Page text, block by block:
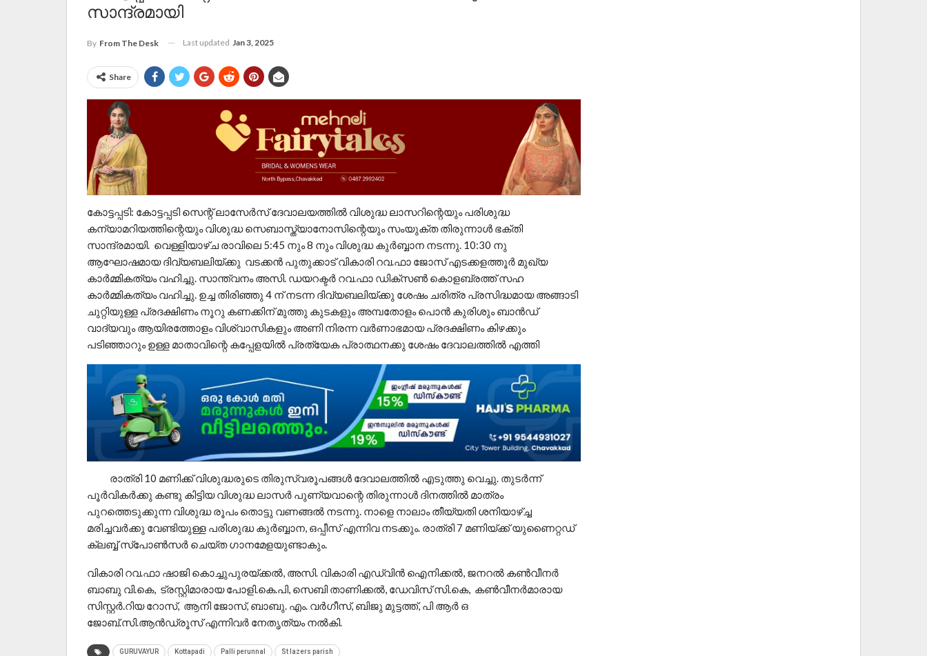
സാന്ദ്രമായി
By From The Desk Last updated Jan 3, 2025
Share
കോട്ടപ്പടി: കോട്ടപ്പടി സെന്റ് ലാസേർസ് ദേവാലയത്തിൽ വിശുദ്ധ ലാസറിന്റെയും പരിശുദ്ധ
കന്യാമറിയത്തിന്റെയും വിശുദ്ധ സെബാസ്ത്യാനോസിന്റെയും സംയുക്‌ത തിരുന്നാൾ ഭക്തി
സാന്ദ്രമായി. വെള്ളിയാഴ്ച രാവിലെ 5:45 നും 8 നും വിശുദ്ധ കുർബ്ബാന നടന്നു. 10:30 നു
ആഘോഷമായ ദിവ്യബലിയ്ക്കു വടക്കൻ പുതുക്കാട് വികാരി റവ.ഫാ ജോസ് എടക്കളത്തൂർ മുഖ്യ
കാർമ്മികത്യം വഹിച്ചു. സാന്ത്വനം അസി. ഡയറക്ടർ റവ.ഫാ ഡിക്‌സൺ കൊളബ്രത്ത് സഹ
കാർമ്മികത്യം വഹിച്ചു. ഉച്ച തിരിഞ്ഞു 4 ന് നടന്ന ദിവ്യബലിയ്ക്കു ശേഷം ചരിത്ര പ്രസിദ്ധമായ അങ്ങാടി
ചുറ്റിയുള്ള പ്രദക്ഷിണം നൂറു കണക്കിന് മുത്തു കുടകളും അമ്പതോളം പൊൻ കുരിശും ബാൻഡ്
വാദ്യവും ആയിരത്തോളം വിശ്വാസികളും അണി നിരന്ന വർണാഭമായ പ്രദക്ഷിണം കിഴക്കും
പടിഞ്ഞാറും ഉള്ള മാതാവിന്റെ കപ്പേളയിൽ പ്രത്യേക പ്രാത്ഥനക്കു ശേഷം ദേവാലത്തിൽ എത്തി
രാത്രി 10 മണിക്ക് വിശുദ്ധരുടെ തിരുസ്വരൂപങ്ങൾ ദേവാലത്തിൽ എടുത്തു വെച്ചു. തുടർന്ന്
പൂർവികർക്കു കണ്ടു കിട്ടിയ വിശുദ്ധ ലാസർ പുണ്യവാന്റെ തിരുന്നാൾ ദിനത്തിൽ മാത്രം
പുറത്തെടുക്കുന്ന വിശുദ്ധ രൂപം തൊട്ടു വണങ്ങൽ നടന്നു. നാളെ നാലാം തീയ്യതി ശനിയാഴ്ച്ച
മരിച്ചവർക്കു വേണ്ടിയുള്ള പരിശുദ്ധ കുർബ്ബാന, ഒപ്പീസ് എന്നിവ നടക്കും. രാത്രി 7 മണിയ്ക്ക് യുണൈറ്റഡ്
ക്ലബ്ബ് സ്പോൺസർ ചെയ്ത ഗാനമേളയുണ്ടാകും.
വികാരി റവ.ഫാ ഷാജി കൊച്ചുപുരയ്‌ക്കൽ, അസി. വികാരി എഡ്‌വിൻ ഐനിക്കൽ, ജനറൽ കൺവീനർ
ബാബു വി.കെ, ട്രസ്റ്റിമാരായ പോളി.കെ.പി, സെബി താണിക്കൽ, ഡേവിസ് സി.കെ, കൺവീനർമാരായ
സിസ്റ്റർ.റിയ റോസ്, ആനി ജോസ്, ബാബു. എം. വർഗീസ്, ബിജു മുട്ടത്ത്, പി ആർ ഒ
ജോബ്.സി.ആൻഡ്രൂസ് എന്നിവർ നേതൃത്യം നൽകി.
GURUVAYUR Kottapadi Palli perunnal St lazers parish